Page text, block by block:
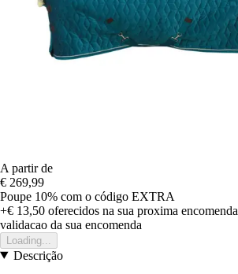
A partir de
€ 269,99
Poupe 10% com o código EXTRA
+€ 13,50 oferecidos na sua proxima encomenda
validacao da sua encomenda
Loading...
Descrição